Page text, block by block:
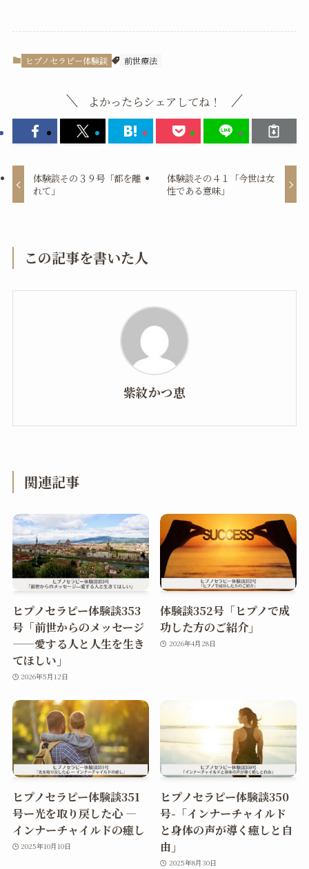
ヒプノセラピー体験談 前世療法
よかったらシェアしてね！
体験談その３９号「都を離
れて」
体験談その４１「今世は女
性である意味」
この記事を書いた人
紫紋かつ恵
関連記事
ヒプノセラピー体験談353
号「前世からのメッセージ
——愛する人と人生を生き
てほしい」
2026年5月12日
体験談352号「ヒプノで成
功した方のご紹介」
2026年4月28日
ヒプノセラピー体験談351
号ー光を取り戻した心 ―
インナーチャイルドの癒し
2025年10月10日
ヒプノセラピー体験談350
号-「インナーチャイルド
と身体の声が導く癒しと自
由」
2025年8月30日